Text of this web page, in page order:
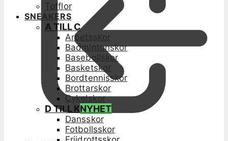
Tofflor
SNEAKERS
A TILL C
Arbetsskor
Badmintonskor
Basebollskor
Basketskor
Bordtennisskor
Brottarskor
Cykelskor
D TILL KNYHET
Dansskor
Fotbollsskor